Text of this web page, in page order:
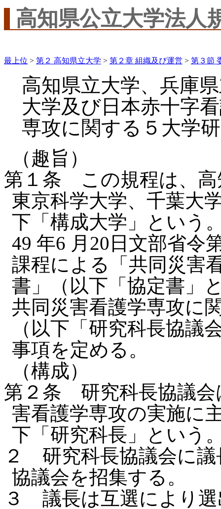
高知県公立大学法人
最上位 > 第２ 高知県立大学 > 第２章 組織及び運営 > 第３節
高知県立大学、兵庫
大学及び日本赤十字
専攻に関する５大学
（趣旨）
第１条 この規程は、高
東京科学大学、千葉大
下「構成大学」という
49 年6 月20日文部省令
課程による「共同災害
書」（以下「協定書」
共同災害看護学専攻に
（以下「研究科長協議
事項を定める。
（構成）
第２条 研究科長協議会
害看護学専攻の実施に
下「研究科長」という
２ 研究科長協議会に議
協議会を招集する。
３ 議長は互選により